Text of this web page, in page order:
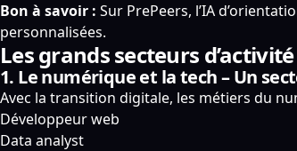
Bon à savoir : Sur PrePeers, l’IA
personnalisées.
Les grands secteurs
1. Le numérique et la tech – Un
Avec la transition digitale, les métiers du
Développeur web
Data analyst